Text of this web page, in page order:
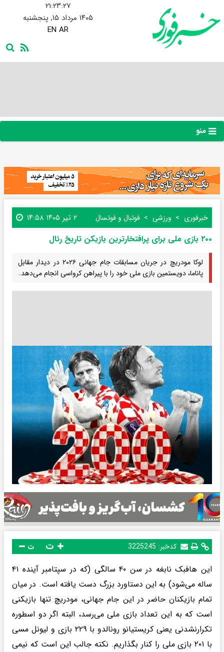
۲۱:۲۳:۲۸
۱۴۰۵ مرداد ۱۵, پنجشنبه
EN AR
منو
خبرفوری ورزشی فوتبال و فوتسال ۲ تیر ۱۴۰۵ ۱۴:۵۸
۲۰۰ بازی ملی برای پرافتخارترین بازیکن تاریخ رئال
لوکا مودریچ در جریان مسابقات جام جهانی ۲۰۲۶ در دیدار مقابل
پاناما، دویستمین بازی ملی خود را با پیراهن کرواسی انجام می‌دهد.
کدخبر: 3225245 ت
این هافبک نابغه در سن ۴۰ سالگی (که در سپتامبر آینده ۴۱
ساله می‌شود) به این دستاورد بزرگ دست یافته است. در میان
تمام بازیکنان حاضر در این جام جهانی، مودریچ تنها بازیکنی
است که به این تعداد بازی ملی می‌رسد، البته اگر دو اسطوره
تکرارنشدنی یعنی کریستیانو رونالدو با ۲۲۹ بازی و لیونل مسی
با ۲۰۱ بازی ملی را کنار بگذاریم. نکته جالب این است که نیمی